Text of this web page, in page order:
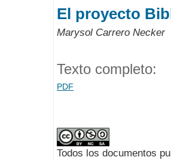
El proyecto
Marysol Carrero Necker
Texto completo:
PDF
Todos los documentos